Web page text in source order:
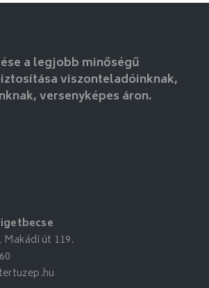
a legjobb minőségű
viszonteladóinknak,
versenyképes áron.
Makádi út 119.